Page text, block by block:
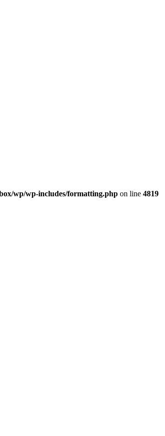
wp/wp-includes/formatting.php on line 4819